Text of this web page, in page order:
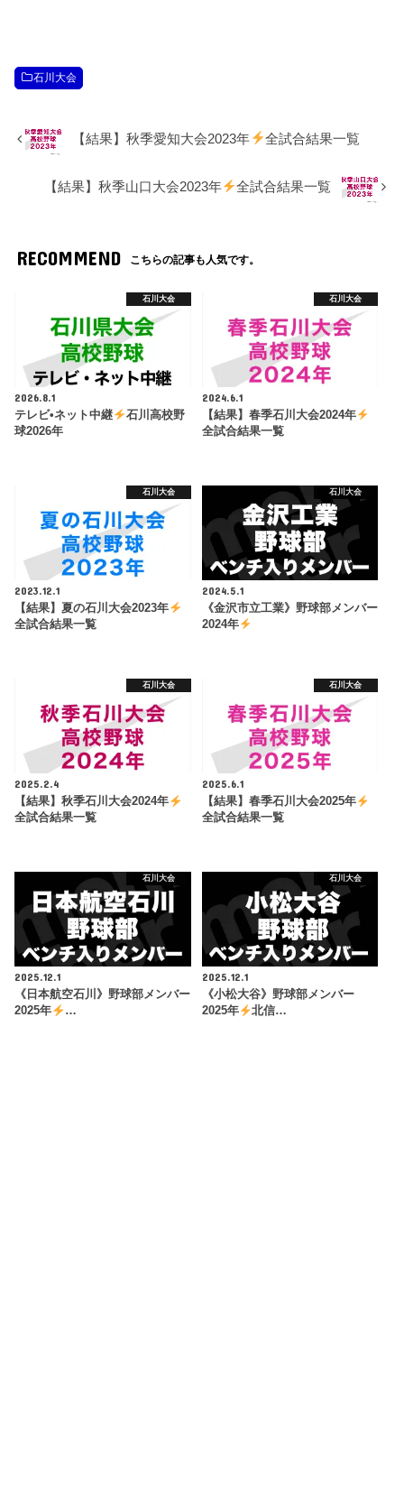
石川大会
【結果】秋季愛知大会2023年 全試合結果一覧
【結果】秋季山口大会2023年 全試合結果一覧
RECOMMEND こちらの記事も人気です。
石川大会
2026.8.1
テレビ•ネット中継
石川高校野
球2026年
石川大会
2024.6.1
【結果】春季石川大会2024年
全試合結果一覧
石川大会
2023.12.1
【結果】夏の石川大会2023年
全試合結果一覧
石川大会
2024.5.1
《金沢市立工業》野球部メンバー
2024年
石川大会
2025.2.4
【結果】秋季石川大会2024年
全試合結果一覧
石川大会
2025.6.1
【結果】春季石川大会2025年
全試合結果一覧
石川大会
2025.12.1
《日本航空石川》野球部メンバー
2025年
…
石川大会
2025.12.1
《小松大谷》野球部メンバー
2025年
北信…